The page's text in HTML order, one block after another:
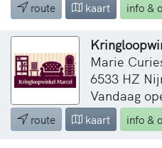
route kaart info &
Marie
6533 HZ
Vandaag
route kaart info &